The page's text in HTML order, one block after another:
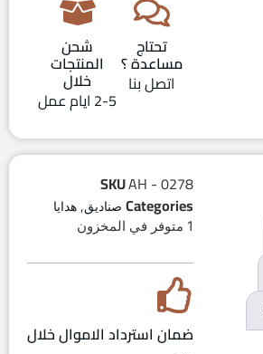
تحتاج
مساعدة ؟
اتصل بنا
شحن
المنتجات
خلال
2-5 ايام عمل
SKUAH - 0278
Categories صناديق, هدايا
1 متوفر في المخزون
ضمان استرداد الاموال خلال